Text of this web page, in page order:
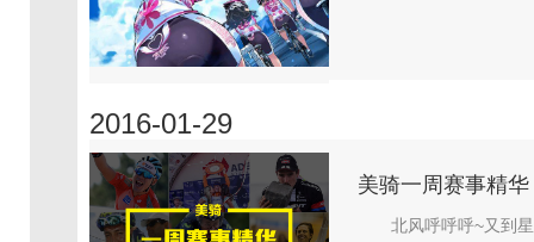
2016-01-29
美骑一周赛事精
北风呼呼呼~又到